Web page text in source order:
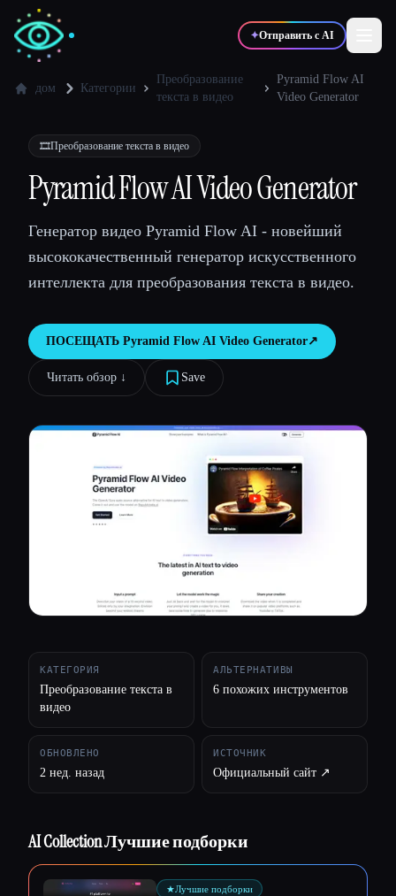
✦Отправить с AI
💻Разработчики 📈Маркетологи
🎓Студенты 🎬Креаторы
Блог
Сравнить инструменты
Все категории
дом Категории
Преобразование
текста в видео
Pyramid Flow AI
Video Generator
🎞️Преобразование текста в видео
Pyramid Flow AI Video Generator
Генератор видео Pyramid Flow AI - новейший
высококачественный генератор искусственного
интеллекта для преобразования текста в видео.
ПОСЕЩАТЬ Pyramid Flow AI Video Generator↗︎
Читать обзор ↓︎ Save
КАТЕГОРИЯ
Преобразование текста в
видео
АЛЬТЕРНАТИВЫ
6 похожих инструментов
ОБНОВЛЕНО
2 нед. назад
ИСТОЧНИК
Официальный сайт ↗︎
AI Collection Лучшие подборки
★Лучшие подборки